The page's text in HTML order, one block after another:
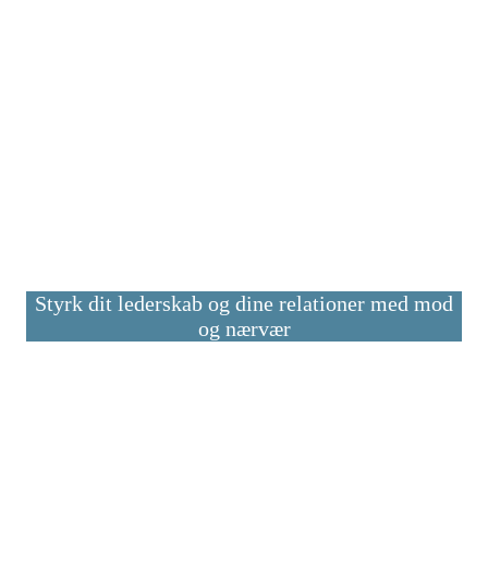
Styrk dit lederskab og dine relationer med mod
og nærvær